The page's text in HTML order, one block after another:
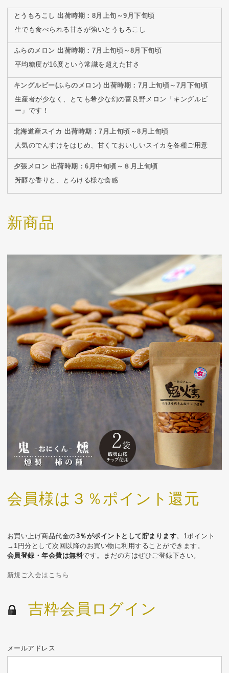
とうもろこし 出荷時期：8月上旬～9月下旬頃
生でも食べられる甘さが強いとうもろこし
ふらのメロン 出荷時期：7月上旬頃～8月下旬頃
平均糖度が16度という常識を超えた甘さ
キングルビー(ふらのメロン) 出荷時期：7月上旬頃～7月下旬頃
生産者が少なく、とても希少な幻の富良野メロン「キングルビ
ー」です！
北海道産スイカ 出荷時期：7月上旬頃～8月上旬頃
人気のでんすけをはじめ、甘くておいしいスイカを各種ご用意
夕張メロン 出荷時期：6月中旬頃～８月上旬頃
芳醇な香りと、とろける様な食感
新商品
会員様は３％ポイント還元
お買い上げ商品代金の3％がポイントとして貯まります。1ポイント
→1円分として次回以降のお買い物に利用することができます。
会員登録・年会費は無料です。まだの方はぜひご登録下さい。
新規ご入会はこちら
吉粋会員ログイン
メールアドレス